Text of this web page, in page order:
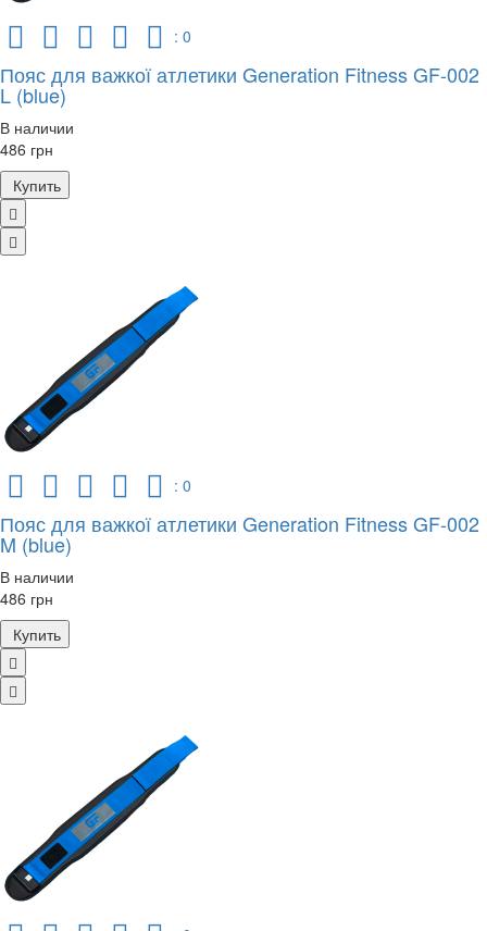
: 0
Пояс для важкої атлетики Generation Fitness GF-002
L (blue)
В наличии
486 грн
Купить
: 0
Пояс для важкої атлетики Generation Fitness GF-002
M (blue)
В наличии
486 грн
Купить